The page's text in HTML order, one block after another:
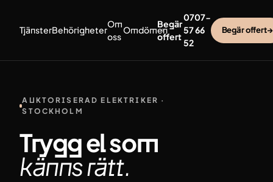
TjänsterBehörigheter
Om
oss
Omdömen
Begär
offert
0707-
57 66
52
Begär offert→
AUKTORISERAD ELEKTRIKER ·
STOCKHOLM
Trygg el som
kännsrätt.